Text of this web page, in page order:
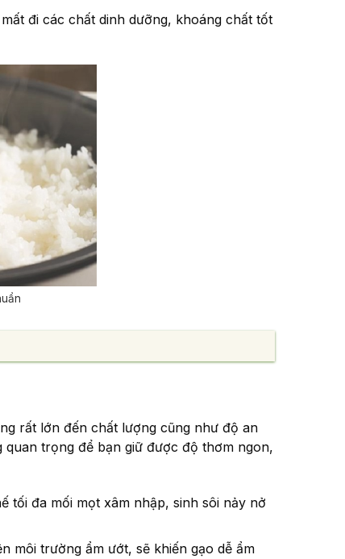
đi các chất dinh dưỡng, khoáng chất tốt
rất lớn đến chất lượng cũng như độ an
trọng để bạn giữ được độ thơm ngon,
tối đa mối mọt xâm nhập, sinh sôi nảy nở
môi trường ẩm ướt, sẽ khiến gạo dễ ẩm